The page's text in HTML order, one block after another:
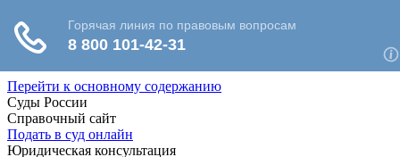
Перейти к основному содержанию
Суды России
Справочный сайт
Подать в суд онлайн
Юридическая консультация